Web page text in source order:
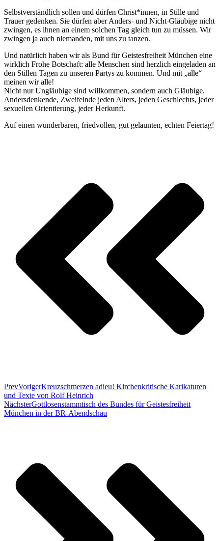
Selbstverständlich sollen und dürfen Christ*innen, in Stille und
Trauer gedenken. Sie dürfen aber Anders- und Nicht-Gläubige nicht
zwingen, es ihnen an einem solchen Tag gleich tun zu müssen. Wir
zwingen ja auch niemanden, mit uns zu tanzen.
Und natürlich haben wir als Bund für Geistesfreiheit München eine
wirklich Frohe Botschaft: alle Menschen sind herzlich eingeladen an
den Stillen Tagen zu unseren Partys zu kommen. Und mit „alle“
meinen wir alle!
Nicht nur Ungläubige sind willkommen, sondern auch Gläubige,
Andersdenkende, Zweifelnde jeden Alters, jeden Geschlechts, jeder
sexuellen Orientierung, jeder Herkunft.
Auf einen wunderbaren, friedvollen, gut gelaunten, echten Feiertag!
PrevVorigerKreuzschmerzen adieu! Kirchenkritische Karikaturen
und Texte von Rolf Heinrich
NächsterGottlosenstammtisch des Bundes für Geistesfreiheit
München in der BR-Abendschau